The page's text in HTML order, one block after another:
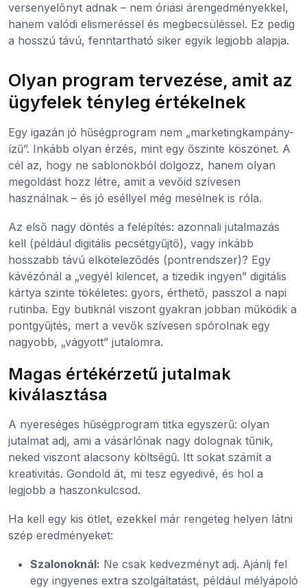
versenyelőnyt adnak – nem óriási árengedményekkel,
hanem valódi elismeréssel és megbecsüléssel. Ez pedig
a hosszú távú, fenntartható siker egyik legjobb alapja.
Olyan program tervezése, amit az
ügyfelek tényleg értékelnek
Egy igazán jó hűségprogram nem „marketingkampány-
ízű”. Inkább olyan érzés, mint egy őszinte köszönet. A
cél az, hogy ne sablonokból dolgozz, hanem olyan
megoldást hozz létre, amit a vevőid szívesen
használnak – és jó eséllyel még mesélnek is róla.
Az első nagy döntés a felépítés: azonnali jutalmazás
kell (például digitális pecsétgyűjtő), vagy inkább
hosszabb távú elköteleződés (pontrendszer)? Egy
kávézónál a „vegyél kilencet, a tizedik ingyen” digitális
kártya szinte tökéletes: gyors, érthető, passzol a napi
rutinba. Egy butiknál viszont gyakran jobban működik a
pontgyűjtés, mert a vevők szívesen spórolnak egy
nagyobb, „vágyott” jutalomra.
Magas értékérzetű jutalmak
kiválasztása
A nyereséges hűségprogram titka egyszerű: olyan
jutalmat adj, ami a vásárlónak nagy dolognak tűnik,
neked viszont alacsony költségű. Itt sokat számít a
kreativitás. Gondold át, mi tesz egyedivé, és hol a
legjobb a haszonkulcsod.
Ha kell egy kis ötlet, ezekkel már rengeteg helyen látni
szép eredményeket:
Szalonoknál: Ne csak kedvezményt adj. Ajánlj fel
egy ingyenes extra szolgáltatást, például mélyápoló